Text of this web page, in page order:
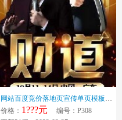
网站百度竞价落地页宣传单页模板 订单订购系统对接邮件通知手机版源码下载
价格： 1???元 编号：P308